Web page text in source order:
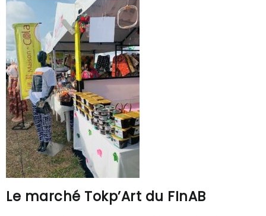
Le marché Tokp’Art du FInAB